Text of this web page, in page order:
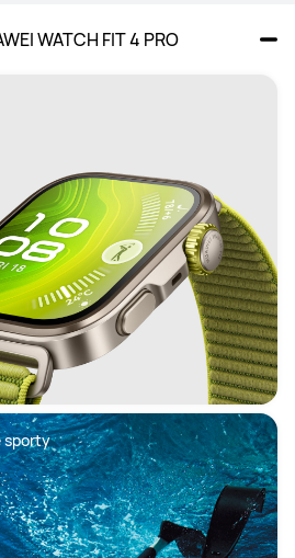
WATCH FIT 4 PRO
sporty